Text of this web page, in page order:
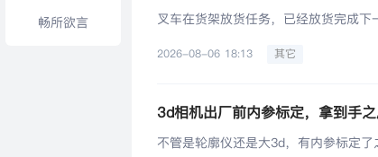
畅所欲言
叉车在货架放货任务，已经放货完成
2026-08-06 18:13 其它
3d相机出厂前内参标定，拿到手
不管是轮廓仪还是大3d，有内参标定